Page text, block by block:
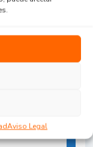
Aviso Legal